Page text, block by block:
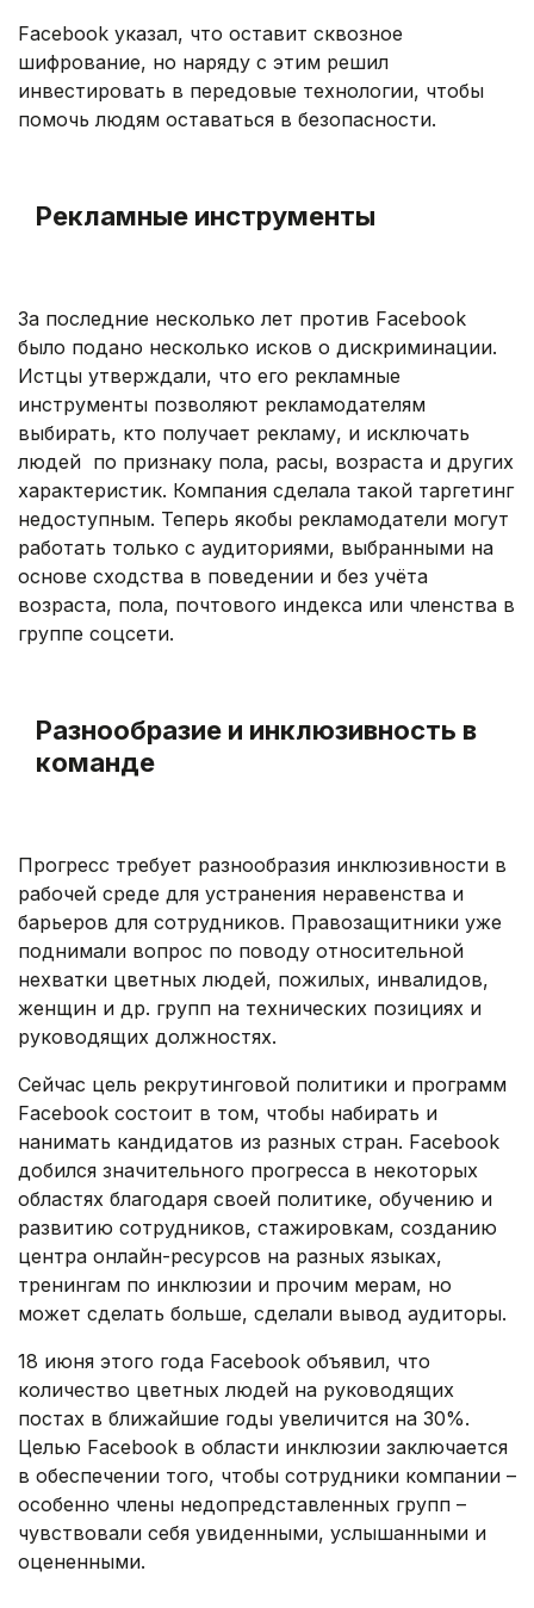
Facebook указал, что оставит сквозное
шифрование, но наряду с этим решил
инвестировать в передовые технологии, чтобы
помочь людям оставаться в безопасности.
Рекламные инструменты
За последние несколько лет против Facebook
было подано несколько исков о дискриминации.
Истцы утверждали, что его рекламные
инструменты позволяют рекламодателям
выбирать, кто получает рекламу, и исключать
людей по признаку пола, расы, возраста и других
характеристик. Компания сделала такой таргетинг
недоступным. Теперь якобы рекламодатели могут
работать только с аудиториями, выбранными на
основе сходства в поведении и без учёта
возраста, пола, почтового индекса или членства в
группе соцсети.
Разнообразие и инклюзивность в
команде
Прогресс требует разнообразия инклюзивности в
рабочей среде для устранения неравенства и
барьеров для сотрудников. Правозащитники уже
поднимали вопрос по поводу относительной
нехватки цветных людей, пожилых, инвалидов,
женщин и др. групп на технических позициях и
руководящих должностях.
Сейчас цель рекрутинговой политики и программ
Facebook состоит в том, чтобы набирать и
нанимать кандидатов из разных стран. Facebook
добился значительного прогресса в некоторых
областях благодаря своей политике, обучению и
развитию сотрудников, стажировкам, созданию
центра онлайн-ресурсов на разных языках,
тренингам по инклюзии и прочим мерам, но
может сделать больше, сделали вывод аудиторы.
18 июня этого года Facebook объявил, что
количество цветных людей на руководящих
постах в ближайшие годы увеличится на 30%.
Целью Facebook в области инклюзии заключается
в обеспечении того, чтобы сотрудники компании –
особенно члены недопредставленных групп –
чувствовали себя увиденными, услышанными и
оцененными.